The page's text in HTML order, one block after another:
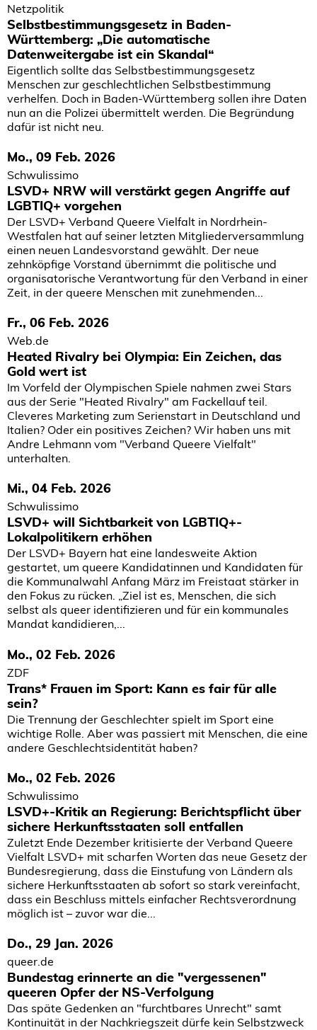
Netzpolitik
Selbstbestimmungsgesetz in Baden-
Württemberg: „Die automatische
Datenweitergabe ist ein Skandal“
Eigentlich sollte das Selbstbestimmungsgesetz
Menschen zur geschlechtlichen Selbstbestimmung
verhelfen. Doch in Baden-Württemberg sollen ihre Daten
nun an die Polizei übermittelt werden. Die Begründung
dafür ist nicht neu.
Mo., 09 Feb. 2026
Schwulissimo
LSVD+ NRW will verstärkt gegen Angriffe auf
LGBTIQ+ vorgehen
Der LSVD+ Verband Queere Vielfalt in Nordrhein-
Westfalen hat auf seiner letzten Mitgliederversammlung
einen neuen Landesvorstand gewählt. Der neue
zehnköpfige Vorstand übernimmt die politische und
organisatorische Verantwortung für den Verband in einer
Zeit, in der queere Menschen mit zunehmenden...
Fr., 06 Feb. 2026
Web.de
Heated Rivalry bei Olympia: Ein Zeichen, das
Gold wert ist
Im Vorfeld der Olympischen Spiele nahmen zwei Stars
aus der Serie "Heated Rivalry" am Fackellauf teil.
Cleveres Marketing zum Serienstart in Deutschland und
Italien? Oder ein positives Zeichen? Wir haben uns mit
Andre Lehmann vom "Verband Queere Vielfalt"
unterhalten.
Mi., 04 Feb. 2026
Schwulissimo
LSVD+ will Sichtbarkeit von LGBTIQ+-
Lokalpolitikern erhöhen
Der LSVD+ Bayern hat eine landesweite Aktion
gestartet, um queere Kandidatinnen und Kandidaten für
die Kommunalwahl Anfang März im Freistaat stärker in
den Fokus zu rücken. „Ziel ist es, Menschen, die sich
selbst als queer identifizieren und für ein kommunales
Mandat kandidieren,...
Mo., 02 Feb. 2026
ZDF
Trans* Frauen im Sport: Kann es fair für alle
sein?
Die Trennung der Geschlechter spielt im Sport eine
wichtige Rolle. Aber was passiert mit Menschen, die eine
andere Geschlechtsidentität haben?
Mo., 02 Feb. 2026
Schwulissimo
LSVD+-Kritik an Regierung: Berichtspflicht über
sichere Herkunftsstaaten soll entfallen
Zuletzt Ende Dezember kritisierte der Verband Queere
Vielfalt LSVD+ mit scharfen Worten das neue Gesetz der
Bundesregierung, dass die Einstufung von Ländern als
sichere Herkunftsstaaten ab sofort so stark vereinfacht,
dass ein Beschluss mittels einfacher Rechtsverordnung
möglich ist – zuvor war die...
Do., 29 Jan. 2026
queer.de
Bundestag erinnerte an die "vergessenen"
queeren Opfer der NS-Verfolgung
Das späte Gedenken an "furchtbares Unrecht" samt
Kontinuität in der Nachkriegszeit dürfe kein Selbstzweck